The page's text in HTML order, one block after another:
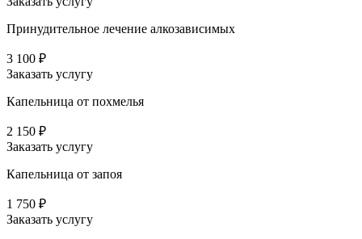
Принудительное лечение алкозависимых
3 100 ₽
Заказать услугу
Капельница от похмелья
2 150 ₽
Заказать услугу
Капельница от запоя
1 750 ₽
Заказать услугу